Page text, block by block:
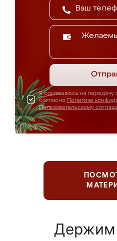
Я соглашаюсь на передачу
согласно Политике
Пользовательскому
Держим